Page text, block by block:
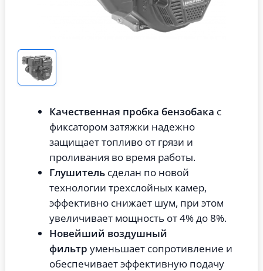
Качественная пробка бензобака с
фиксатором затяжки надежно
защищает топливо от грязи и
проливания во время работы.
Глушитель сделан по новой
технологии трехслойных камер,
эффективно снижает шум, при этом
увеличивает мощность от 4% до 8%.
Новейший воздушный
фильтр уменьшает сопротивление и
обеспечивает эффективную подачу